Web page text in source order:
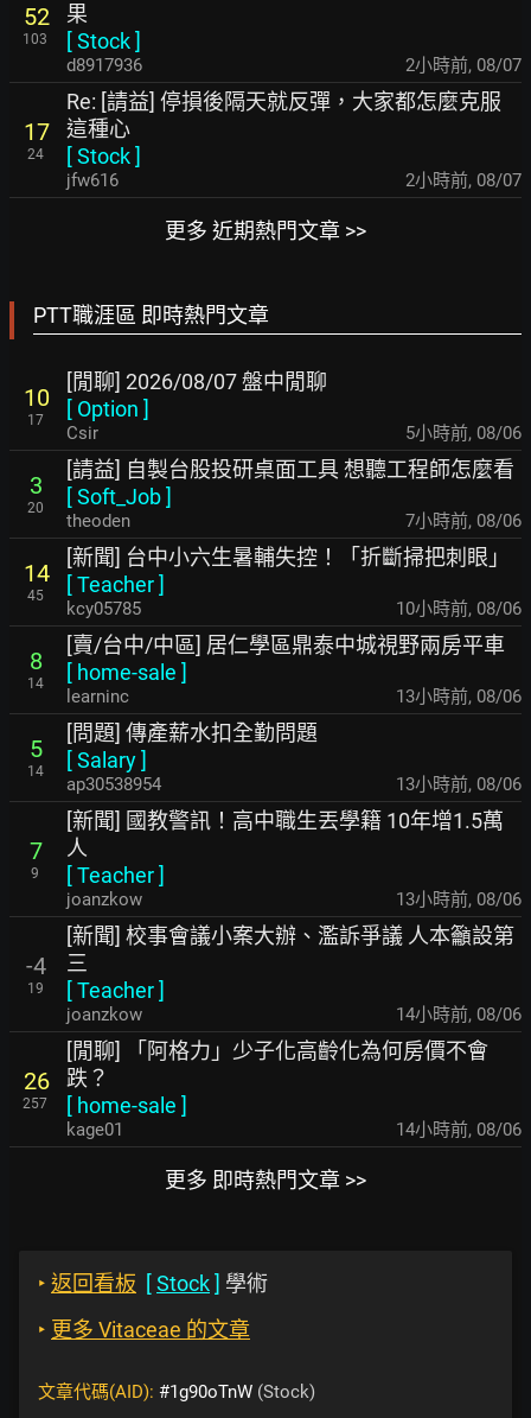
52
103
果
[Stock]
d8917936 2小時前, 08/07
17
24
Re: [請益] 停損後隔天就反彈，大家都怎麼克服
這種心
[Stock]
jfw616 2小時前, 08/07
更多 近期熱門文章 >>
PTT職涯區 即時熱門文章
10
17
[閒聊] 2026/08/07 盤中閒聊
[ Option ]
Csir 5小時前, 08/06
3
20
[請益] 自製台股投研桌面工具 想聽工程師怎麼看
[Soft_Job]
theoden 7小時前, 08/06
14
45
[新聞] 台中小六生暑輔失控！「折斷掃把刺眼」
[Teacher]
kcy05785 10小時前, 08/06
8
14
[賣/台中/中區] 居仁學區鼎泰中城視野兩房平車
[ home-sale ]
learninc 13小時前, 08/06
5
14
[問題] 傳產薪水扣全勤問題
[Salary]
ap30538954 13小時前, 08/06
7
9
[新聞] 國教警訊！高中職生丟學籍 10年增1.5萬
人
[Teacher]
joanzkow 13小時前, 08/06
-4
19
[新聞] 校事會議小案大辦、濫訴爭議 人本籲設第
三
[Teacher]
joanzkow 14小時前, 08/06
26
257
[閒聊] 「阿格力」少子化高齡化為何房價不會
跌？
[ home-sale ]
kage01 14小時前, 08/06
更多 即時熱門文章 >>
‣ 返回看板 [Stock] 學術
‣ 更多 Vitaceae 的文章
文章代碼(AID): #1g90oTnW (Stock)